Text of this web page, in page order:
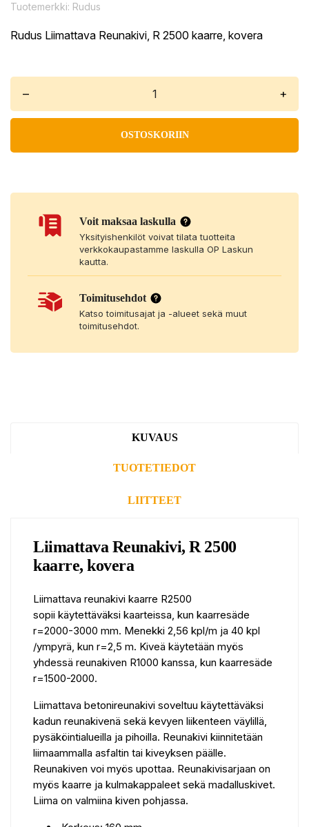
Tuotemerkki: Rudus
Rudus Liimattava Reunakivi, R 2500 kaarre, kovera
– +
OSTOSKORIIN
Voit maksaa laskulla
Yksityishenkilöt voivat tilata tuotteita
verkkokaupastamme laskulla OP Laskun
kautta.
Toimitusehdot
Katso toimitusajat ja -alueet sekä muut
toimitusehdot.
KUVAUS
TUOTETIEDOT
LIITTEET
Liimattava Reunakivi, R 2500
kaarre, kovera
Liimattava reunakivi kaarre R2500
sopii käytettäväksi kaarteissa, kun kaarresäde
r=2000-3000 mm. Menekki 2,56 kpl/m ja 40 kpl
/ympyrä, kun r=2,5 m. Kiveä käytetään myös
yhdessä reunakiven R1000 kanssa, kun kaarresäde
r=1500-2000.
Liimattava betonireunakivi soveltuu käytettäväksi
kadun reunakivenä sekä kevyen liikenteen väylillä,
pysäköintialueilla ja pihoilla. Reunakivi kiinnitetään
liimaammalla asfaltin tai kiveyksen päälle.
Reunakiven voi myös upottaa. Reunakivisarjaan on
myös kaarre ja kulmakappaleet sekä madalluskivet.
Liima on valmiina kiven pohjassa.